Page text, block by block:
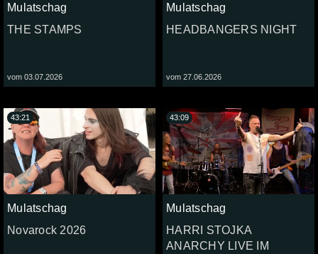
Mulatschag
THE STAMPS
vom 03.07.2026
Mulatschag
HEADBANGERS NIGHT
vom 27.06.2026
Mulatschag
Novarock 2026
43:21
Mulatschag
HARRI STOJKA
ANARCHY LIVE IM
43:09